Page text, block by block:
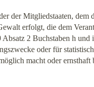
der Mitgliedstaaten,
erfolgt, die dem
2 Buchstaben h
oder für
macht oder ernsthaft